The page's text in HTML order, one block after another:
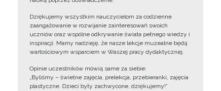
Dziękujemy wszystkim nauczycielom za codzienne
zaangażowanie w rozwijanie zainteresowań swoich
uczniów oraz wspólne odkrywanie świata pełnego wiedzy i
inspiracji. Mamy nadzieję, że nasze lekcje muzealne będą
wartościowym wsparciem w Waszej pracy dydaktycznej.
Opinie uczestników mówią same za siebie:
„Byliśmy – świetne zajęcia, prelekcja, przebieranki, zajęcia
plastyczne. Dzieci były zachwycone, dziękujemy!”